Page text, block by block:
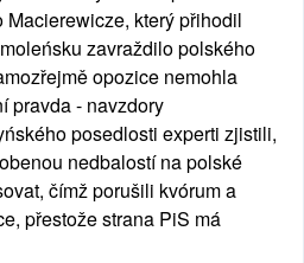
který přihodil
zavraždilo polského
opozice nemohla
pravda - navzdory
posedlosti experti zjistili,
nedbalostí na polské
čímž porušili kvórum a
přestože strana PiS má